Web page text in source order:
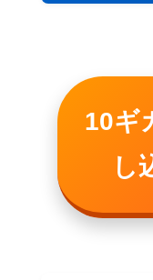
10ギ
し